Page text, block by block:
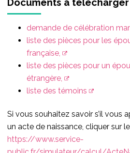
Documents à télécharger
demande de célébration
liste des pièces pour les
française,
liste des pièces pour un
étrangère,
liste des témoins
Si vous souhaitez savoir s’il vous
un acte de naissance, cliquer sur
https://www.service-